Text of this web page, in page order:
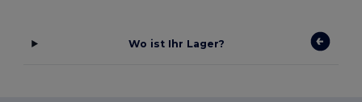
Wo ist Ihr Lager?